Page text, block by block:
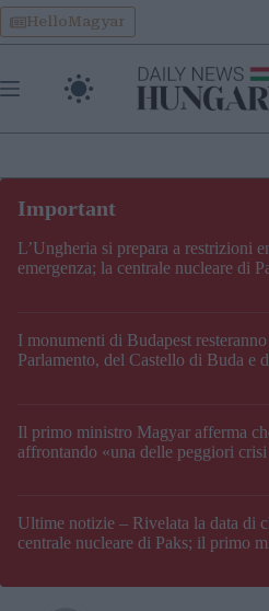
Skip
to
content
HelloMagyar
L’Ungheria si prepara a restrizioni
emergenza; la centrale nucleare di
I monumenti di Budapest
Parlamento, del Castello di Buda e
Il primo ministro Magyar afferma
affrontando «una delle peggiori
Ultime notizie – Rivelata la data di
centrale nucleare di Paks; il primo